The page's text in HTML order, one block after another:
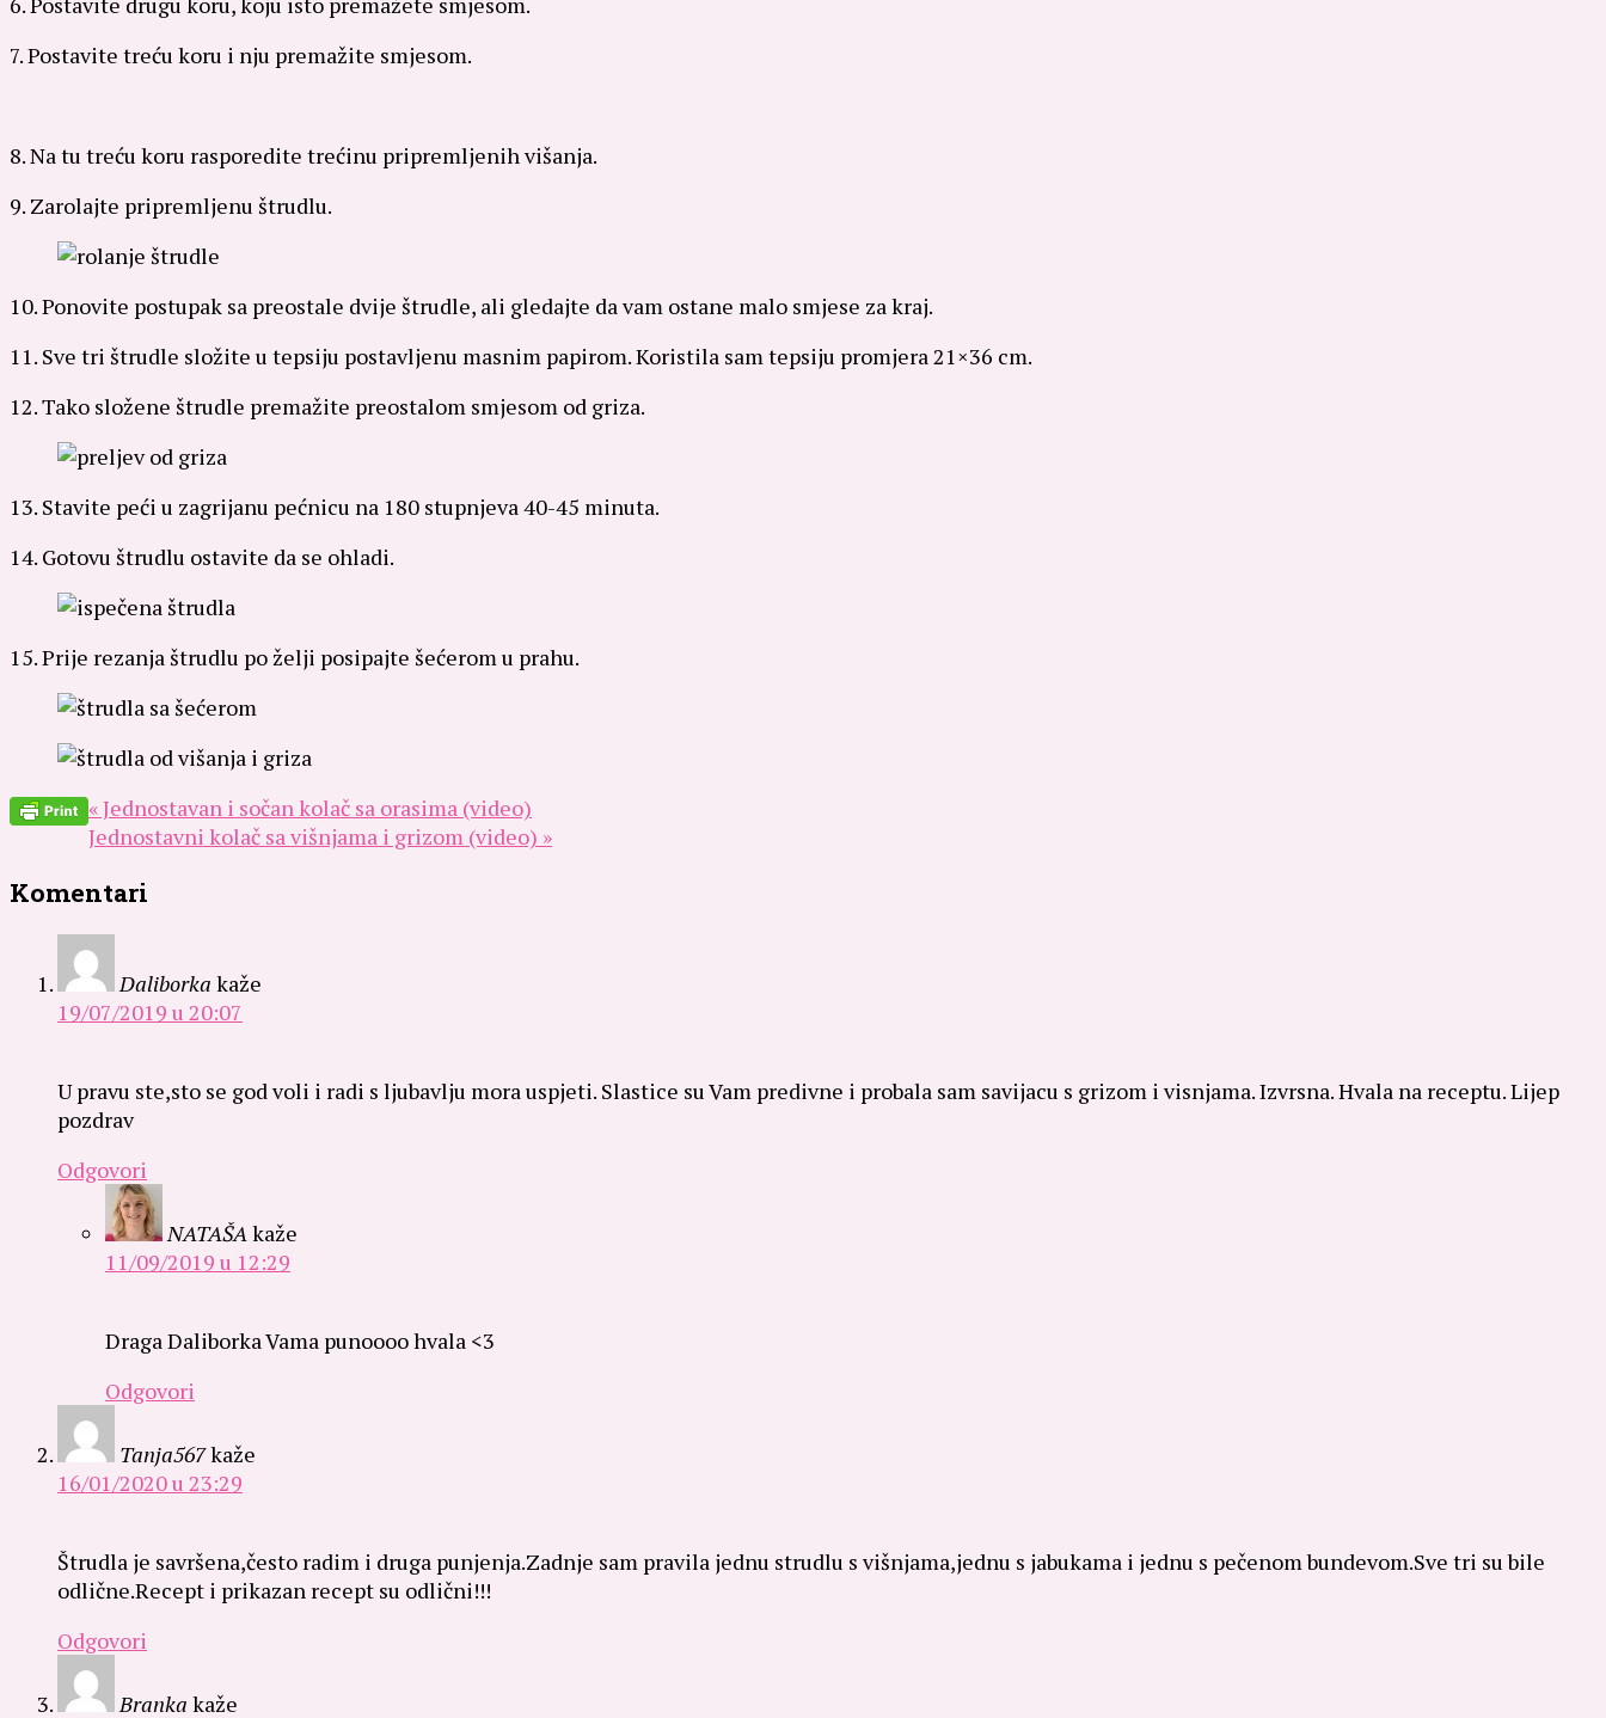
7. Postavite treću koru i nju premažite smjesom.
8. Na tu treću koru rasporedite trećinu pripremljenih višanja.
9. Zarolajte pripremljenu štrudlu.
10. Ponovite postupak sa preostale dvije štrudle, ali gledajte da vam ostane malo smjese za kraj.
11. Sve tri štrudle složite u tepsiju postavljenu masnim papirom. Koristila sam tepsiju promjera 21×36 cm.
12. Tako složene štrudle premažite preostalom smjesom od griza.
13. Stavite peći u zagrijanu pećnicu na 180 stupnjeva 40-45 minuta.
14. Gotovu štrudlu ostavite da se ohladi.
15. Prije rezanja štrudlu po želji posipajte šećerom u prahu.
« Jednostavan i sočan kolač sa orasima (video)
Jednostavni kolač sa višnjama i grizom (video) »
Komentari
Daliborka kaže
19/07/2019 u 20:07
U pravu ste,sto se god voli i radi s ljubavlju mora uspjeti. Slastice su Vam predivne i probala sam savijacu s grizom i visnjama. Izvrsna. Hvala na receptu. Lijep
pozdrav
Odgovori
NATAŠAkaže
11/09/2019 u 12:29
Draga Daliborka Vama punoooo hvala <3
Odgovori
Tanja567kaže
16/01/2020 u 23:29
Štrudla je savršena,često radim i druga punjenja.Zadnje sam pravila jednu strudlu s višnjama,jednu s jabukama i jednu s pečenom bundevom.Sve tri su bile
odlične.Recept i prikazan recept su odlični!!!
Odgovori
Branka kaže